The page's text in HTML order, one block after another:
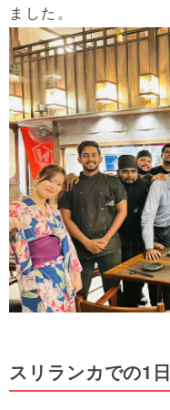
ました。
スリランカでの1日